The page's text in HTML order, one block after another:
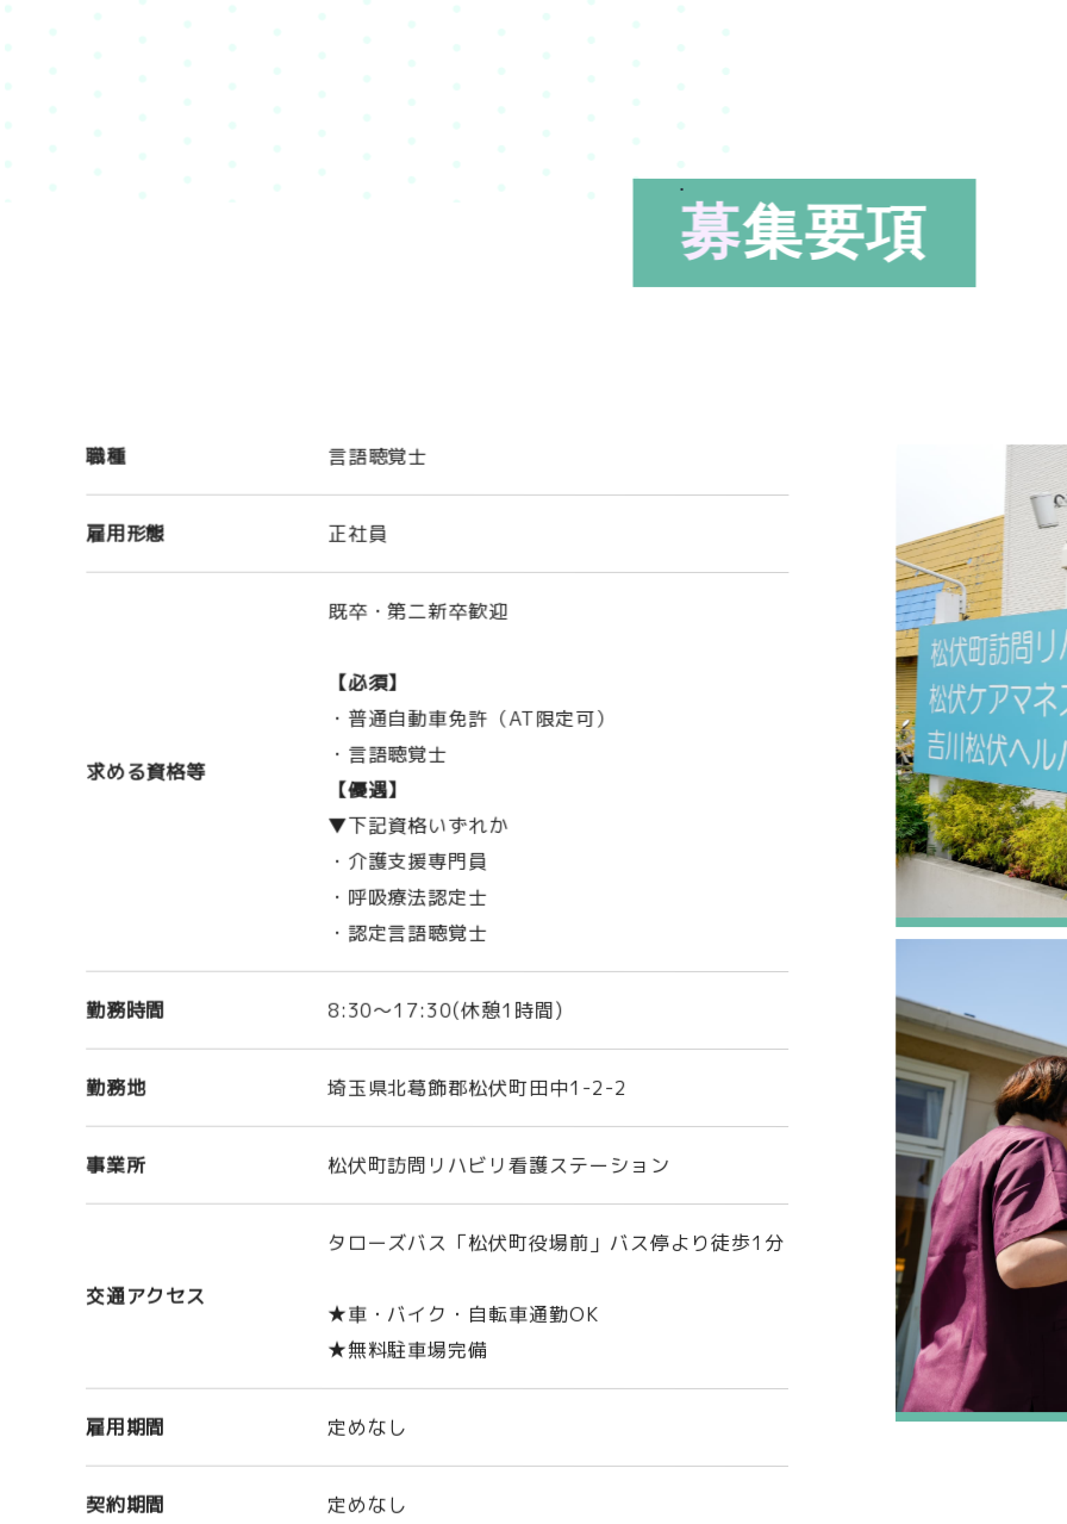
募集要項
職種 言語聴覚士
雇用形態 正社員
求める資格等
既卒・第二新卒歓迎
【必須】
・普通自動車免許（AT限定可）
・言語聴覚士
【優遇】
▼下記資格いずれか
・介護支援専門員
・呼吸療法認定士
・認定言語聴覚士
勤務時間 8:30～17:30(休憩1時間)
勤務地 埼玉県北葛飾郡松伏町田中1-2-2
事業所 松伏町訪問リハビリ看護ステーション
交通アクセス
タローズバス「松伏町役場前」バス停より徒歩1分
★車・バイク・自転車通勤OK
★無料駐車場完備
雇用期間 定めなし
契約期間 定めなし